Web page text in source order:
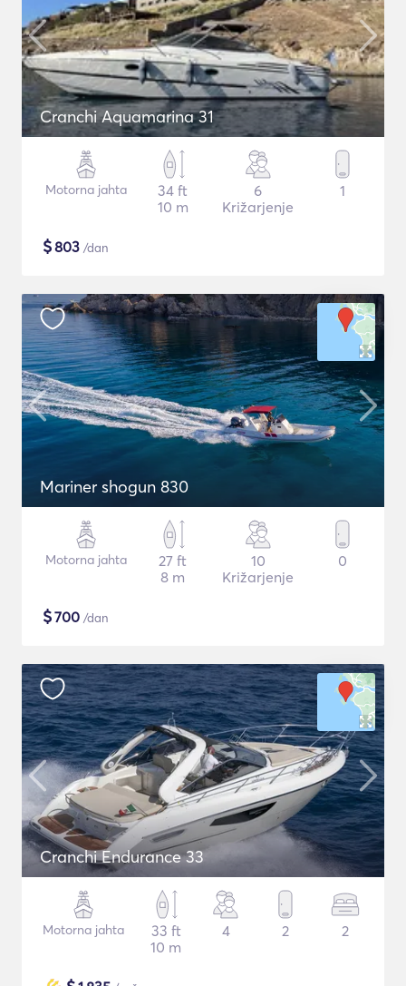
Cranchi Aquamarina 31
Motorna jahta
34 ft
10 m
6
Križarjenje
1
$803 /dan
Mariner shogun 830
Motorna jahta
27 ft
8 m
10
Križarjenje
0
$700 /dan
Cranchi Endurance 33
Motorna jahta
33 ft
10 m
4 2 2